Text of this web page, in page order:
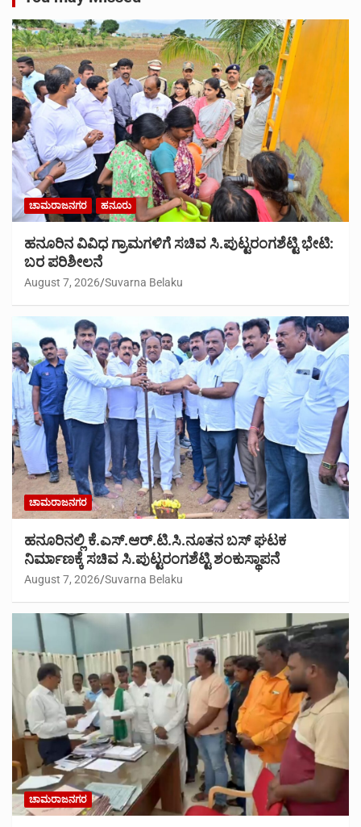
ಚಾಮರಾಜನಗರ ಹನೂರು
ಹನೂರಿನ ವಿವಿಧ ಗ್ರಾಮಗಳಿಗೆ ಸಚಿವ ಸಿ.ಪುಟ್ಟರಂಗಶೆಟ್ಟಿ ಭೇಟಿ:
ಬರ ಪರಿಶೀಲನೆ
August 7, 2026 Suvarna Belaku
ಚಾಮರಾಜನಗರ
ಹನೂರಿನಲ್ಲಿ ಕೆ.ಎಸ್.ಆರ್.ಟಿ.ಸಿ.ನೂತನ ಬಸ್ ಘಟಕ
ನಿರ್ಮಾಣಕ್ಕೆ ಸಚಿವ ಸಿ.ಪುಟ್ಟರಂಗಶೆಟ್ಟಿ ಶಂಕುಸ್ಥಾಪನೆ
August 7, 2026 Suvarna Belaku
ಚಾಮರಾಜನಗರ